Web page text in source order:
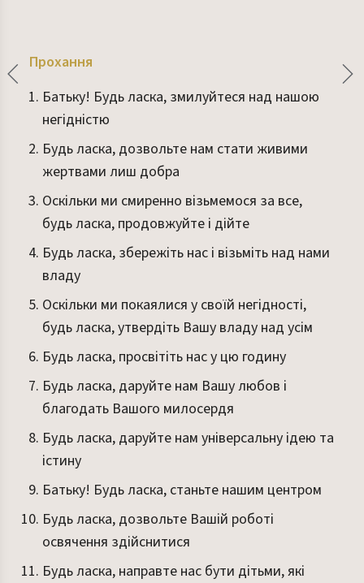
Прохання
Батьку! Будь ласка, змилуйтеся над нашою
негідністю
Будь ласка, дозвольте нам стати живими
жертвами лиш добра
Оскільки ми смиренно візьмемося за все,
будь ласка, продовжуйте і дійте
Будь ласка, збережіть нас і візьміть над нами
владу
Оскільки ми покаялися у своїй негідності,
будь ласка, утвердіть Вашу владу над усім
Будь ласка, просвітіть нас у цю годину
Будь ласка, даруйте нам Вашу любов і
благодать Вашого милосердя
Будь ласка, даруйте нам універсальну ідею та
істину
Батьку! Будь ласка, станьте нашим центром
Будь ласка, дозвольте Вашій роботі
освячення здійснитися
Будь ласка, направте нас бути дітьми, які